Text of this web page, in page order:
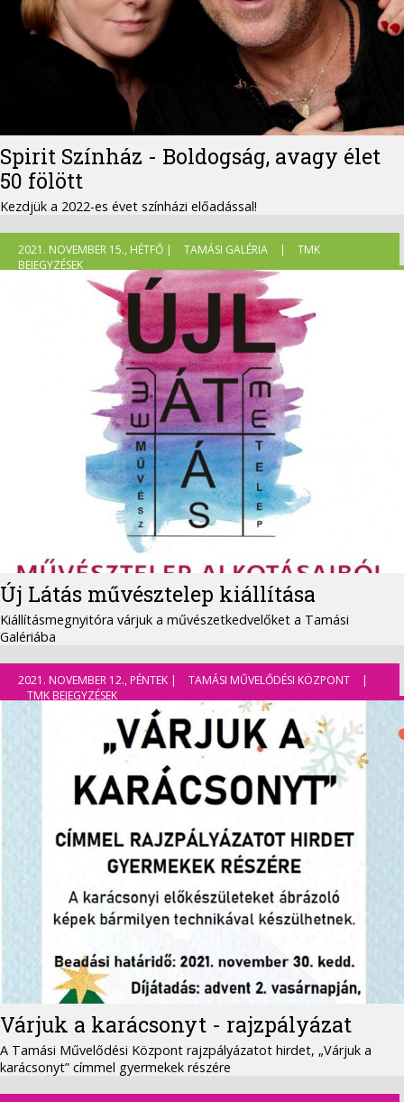
Spirit Színház - Boldogság, avagy élet
50 fölött
Kezdjük a 2022-es évet színházi előadással!
2021. NOVEMBER 15., HÉTFŐ | TAMÁSI GALÉRIA |
TMK
BEJEGYZÉSEK
Új Látás művésztelep kiállítása
Kiállításmegnyitóra várjuk a művészetkedvelőket a Tamási
Galériába
2021. NOVEMBER 12., PÉNTEK | TAMÁSI MŰVELŐDÉSI KÖZPONT
|
TMK BEJEGYZÉSEK
Várjuk a karácsonyt - rajzpályázat
A Tamási Művelődési Központ rajzpályázatot hirdet, „Várjuk a
karácsonyt” címmel gyermekek részére